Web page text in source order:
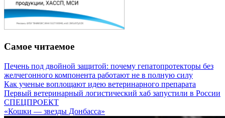
Самое читаемое
Печень под двойной защитой: почему гепатопротекторы без
желчегонного компонента работают не в полную силу
Как ученые воплощают идею ветеринарного препарата
Первый ветеринарный логистический хаб запустили в России
СПЕЦПРОЕКТ
«Кошки — звезды Донбасса»